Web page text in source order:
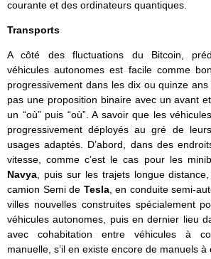
courante et des ordinateurs quantiques.
Transports
A côté des fluctuations du Bitcoin,
véhicules autonomes est facile comme
progressivement dans les dix ou quinze ans
pas une proposition binaire avec un avant
un “où” puis “où”. A savoir que les
progressivement déployés au gré de
usages adaptés. D’abord, dans des
vitesse, comme c’est le cas pour les
Navya, puis sur les trajets longue
camion Semi de Tesla, en conduite semi-
villes nouvelles construites spécialement
véhicules autonomes, puis en dernier lieu
avec cohabitation entre véhicules à
manuelle, s’il en existe encore de manuels à